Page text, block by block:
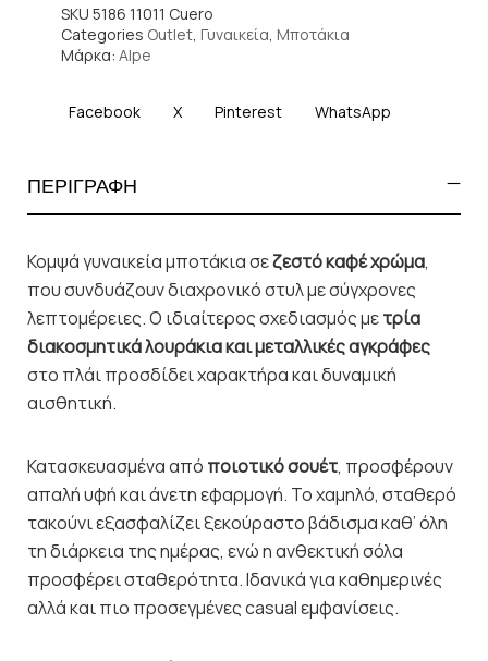
SKU 5186 11011 Cuero
Categories Outlet, Γυναικεία, Μποτάκια
Μάρκα: Alpe
Facebook X Pinterest WhatsApp
ΠΕΡΙΓΡΑΦΗ
Κομψά γυναικεία μποτάκια σεζεστό καφέ χρώμα,
που συνδυάζουν διαχρονικό στυλ με σύγχρονες
λεπτομέρειες. Ο ιδιαίτερος σχεδιασμός μετρία
διακοσμητικά λουράκια και μεταλλικές αγκράφες
στο πλάι προσδίδει χαρακτήρα και δυναμική
αισθητική.
Κατασκευασμένα από ποιοτικό σουέτ, προσφέρουν
απαλή υφή και άνετη εφαρμογή. Το χαμηλό, σταθερό
τακούνι εξασφαλίζει ξεκούραστο βάδισμα καθ’ όλη
τη διάρκεια της ημέρας, ενώ η ανθεκτική σόλα
προσφέρει σταθερότητα. Ιδανικά για καθημερινές
αλλά και πιο προσεγμένες casual εμφανίσεις.